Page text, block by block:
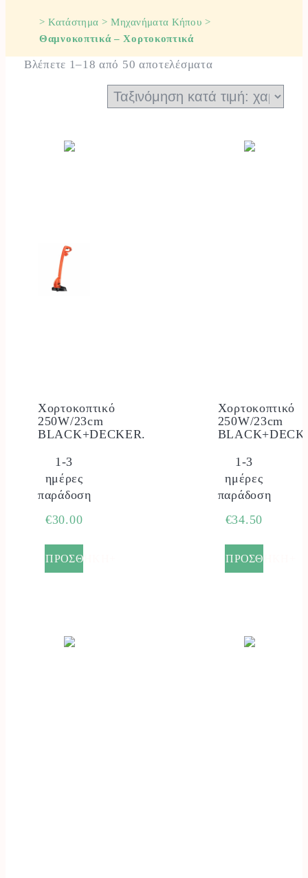
>Κατάστημα >Μηχανήματα Κήπου >
Θαμνοκοπτικά – Χορτοκοπτικά
ΦΙΛΤΡΑ
Βλέπετε 1–18 από 50 αποτελέσματαSorted
price:
Χορτοκοπτικό
250W/23cm
BLACK+DECKER.
1-3
ημέρες
παράδοση
€30.00
ΠΡΟΣΘΗΚΗ+
Χορτοκοπτικό
250W/23cm
1-3
ημέρες
παράδοση
€34.50
ΠΡΟΣΘΗΚΗ+